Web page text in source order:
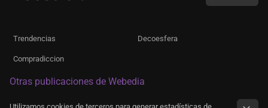
Trendencias Decoesfera
Compradiccion
Otras publicaciones de Webedia